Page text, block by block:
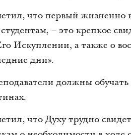
что первый жизненно
– это крепкое
Искуплении, а также о
дни».
должны
что Духу трудно